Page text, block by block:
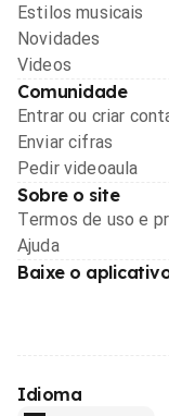
Estilos musicais
Novidades
Videos
Comunidade
Entrar ou criar
Enviar cifras
Pedir videoaula
Sobre o site
Termos de uso e
Ajuda
Baixe o
Idioma